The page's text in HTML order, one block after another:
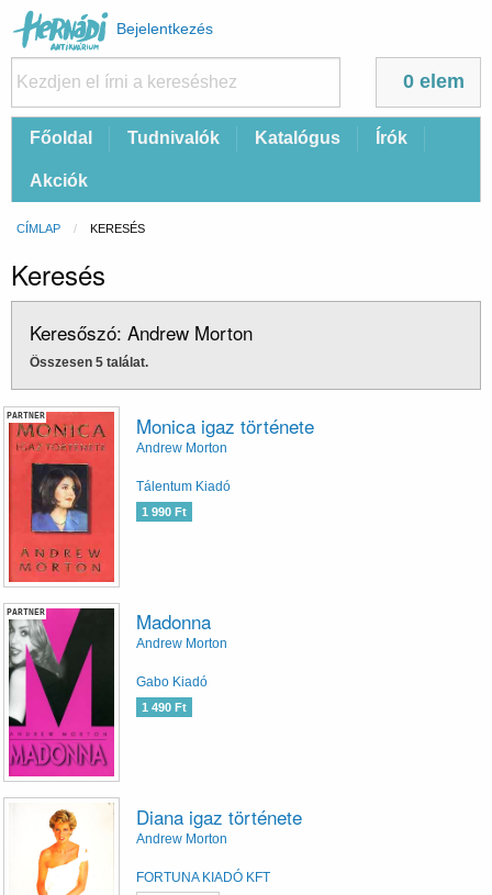
Felhasználói
fiók
menüje
Bejelentkezés
0 elem
FőFőoldal Tudnivalók Katalógus Írók
Akciók
Morzsa
CÍMLAP CURRENT:
KERESÉS
Keresés
Keresőszó: Andrew Morton
Összesen 5 találat.
PARTNER Monica igaz története
Andrew Morton
Tálentum Kiadó
1 990 Ft
PARTNER Madonna
Andrew Morton
Gabo Kiadó
1 490 Ft
Diana igaz története
Andrew Morton
FORTUNA KIADÓ KFT